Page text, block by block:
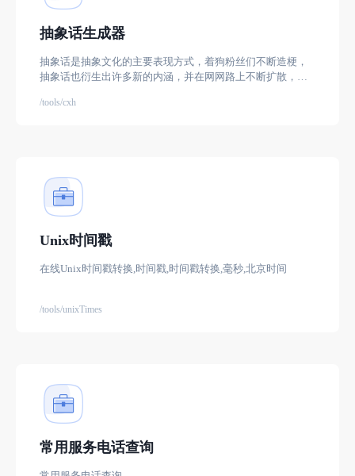
抽象话生成器
抽象话是抽象文化的主要表现方式，着狗粉丝们不断造梗，
抽象话也衍生出许多新的内涵，并在网网路上不断扩散，许
为了突破言论审查敏感词的限制，常常用一些谐音的emoji来
/tools/cxh
Unix时间戳
在线Unix时间戳转换,时间戳,时间戳转换,毫秒,北京时间
/tools/unixTimes
常用服务电话查询